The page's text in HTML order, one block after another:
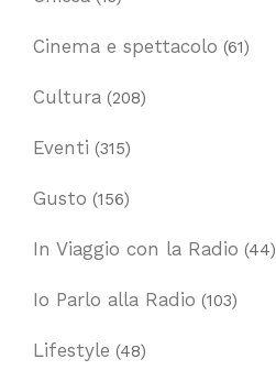
Cinema e spettacolo (61)
Cultura (208)
Eventi (315)
Gusto (156)
In Viaggio con la Radio (44)
Io Parlo alla Radio (103)
Lifestyle (48)